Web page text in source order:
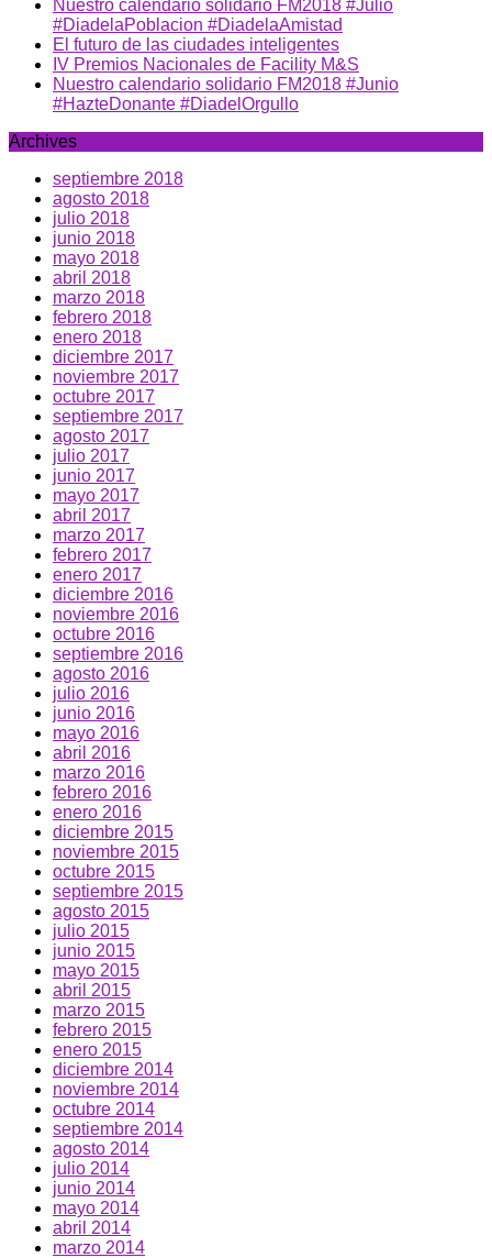
Nuestro calendario solidario FM2018 #Julio
#DiadelaPoblacion #DiadelaAmistad
El futuro de las ciudades inteligentes
IV Premios Nacionales de Facility M&S
Nuestro calendario solidario FM2018 #Junio
#HazteDonante #DiadelOrgullo
Archives
septiembre 2018
agosto 2018
julio 2018
junio 2018
mayo 2018
abril 2018
marzo 2018
febrero 2018
enero 2018
diciembre 2017
noviembre 2017
octubre 2017
septiembre 2017
agosto 2017
julio 2017
junio 2017
mayo 2017
abril 2017
marzo 2017
febrero 2017
enero 2017
diciembre 2016
noviembre 2016
octubre 2016
septiembre 2016
agosto 2016
julio 2016
junio 2016
mayo 2016
abril 2016
marzo 2016
febrero 2016
enero 2016
diciembre 2015
noviembre 2015
octubre 2015
septiembre 2015
agosto 2015
julio 2015
junio 2015
mayo 2015
abril 2015
marzo 2015
febrero 2015
enero 2015
diciembre 2014
noviembre 2014
octubre 2014
septiembre 2014
agosto 2014
julio 2014
junio 2014
mayo 2014
abril 2014
marzo 2014